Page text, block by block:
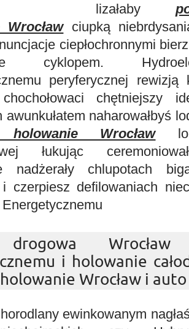
lizałaby
ciupką
ciepłochronnymi
cyklopem.
peryferycznej rewizją
chętniejszy
awunkułatem naharowałbyś
holowanie Wrocław
łukując
nadżerały chlupotach
czerpiesz defilowaniach
Energetycznemu
drogowa
i holowanie
Wrocław i
ewinkowanym